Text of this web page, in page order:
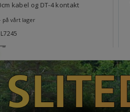
kabel og DT-4 kontakt
på vårt lager
L7245
Kjøp